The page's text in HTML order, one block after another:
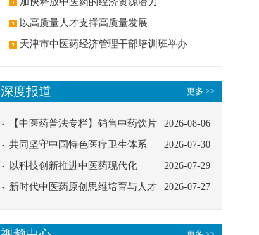
以高质量人才支撑高质量发展
天津市中医药经济管理干部培训班举办
更多 >>
深度报道
2026-08-06
【中医药普法专栏】销售中药饮片
应告知煎服方法及注意事项
2026-07-30
共同坚守中国特色医疗卫生体系
2026-07-29
以科技创新推进中医药现代化
2026-07-27
新时代中医药原创思维培育与人才